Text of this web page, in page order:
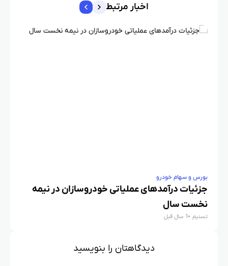
اخبار مرتبط
بورس و سهام خودرو
جزئیات درآمدهای عملیاتی خودروسازان در نیمه
نخست سال
تسنیم 1 سال قبل
دیدگاهتان را بنویسید